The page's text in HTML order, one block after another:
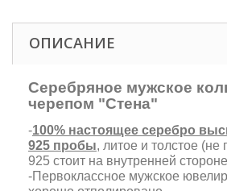
ОПИСАНИЕ
Серебряное мужское
черепом "Стена"
-100% настоящее серебро
925 пробы, литое и толстое
925 стоит на внутренней
-Первоклассное мужское